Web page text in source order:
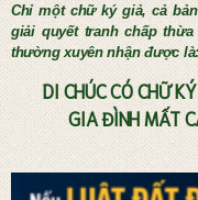
Chỉ một chữ ký giả, cả
giải quyết tranh chấp
thường xuyên nhận được
DI CHÚC CÓ CHỮ
GIA ĐÌNH MẤT